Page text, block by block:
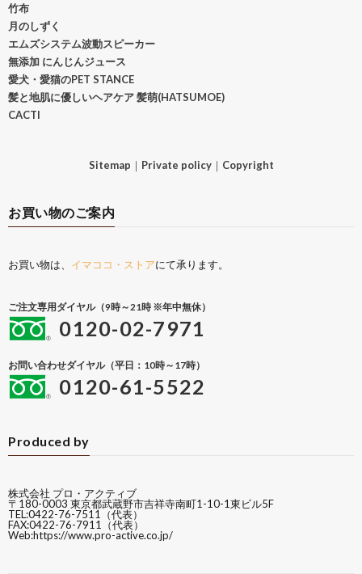
竹布
月のしずく
エムズシステム波動スピーカー
無添加 にんじんジュース
愛犬・愛猫のPET STANCE
髪と地肌に優しいヘアケア 髪萌(HATSUMOE)
CACTI
Sitemap ｜ Private policy｜ Copyright
お買い物のご案内
お買い物は、 イマココ・ストアにて承ります。
ご注文専用ダイヤル（9時～21時 ※年中無休）
0120-02-7971
お問い合わせダイヤル（平日：10時～17時）
0120-61-5522
Produced by
株式会社 プロ・アクティブ
〒180-0003 東京都武蔵野市吉祥寺南町1-10-1東ビル5F
TEL:0422-76-7511（代表）
FAX:0422-76-7911（代表）
Web:https://www.pro-active.co.jp/